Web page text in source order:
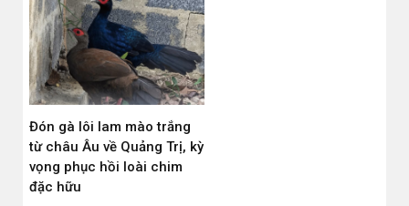
Đón gà lôi lam mào trắng
từ châu Âu về Quảng Trị, kỳ
vọng phục hồi loài chim
đặc hữu